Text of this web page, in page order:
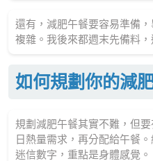
還有，減肥午餐要容易準備
複雜。我後來都週末先備料，
如何規劃你的減
規劃減肥午餐其實不難，但
日熱量需求，再分配給午餐
迷信數字，重點是身體感覺。